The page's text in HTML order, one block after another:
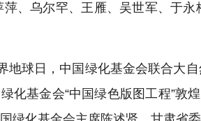
萍、乌尔罕、王雁、吴世军、于
地球日，中国绿化基金会联合大
化基金会“中国绿色版图工程”敦